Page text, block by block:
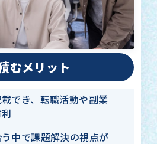
むメリット
でき、転職活動や副業
中で課題解決の視点が